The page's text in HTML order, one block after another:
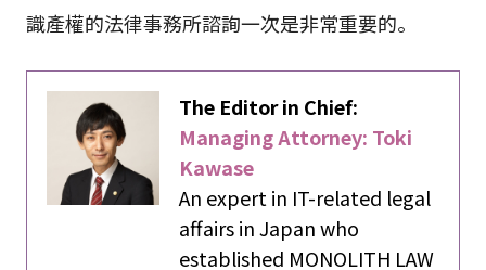
識產權的法律事務所諮詢一次是非常重要的。
The Editor in Chief:
Managing Attorney: Toki
Kawase
An expert in IT-related legal
affairs in Japan who
established MONOLITH LAW